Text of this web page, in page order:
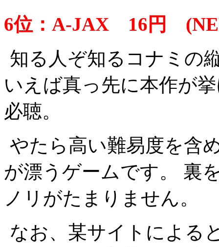
6位：A-JAX 16円
知る人ぞ知るコナミの
いえば真っ先に本作が
必聴。
やたら高い難易度を含
が漂うゲームです。 裏
ノリがたまりません。
なお、某サイトによる